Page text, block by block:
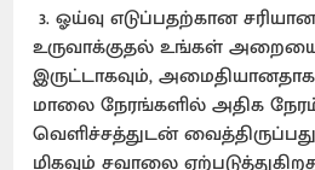
3. ஓய்வு எடுப்பதற்கான
உருவாக்குதல் உங்கள் அறையை
இருட்டாகவும்,
மாலை நேரங்களில் அதிக
வெளிச்சத்துடன்
மிகவும் சவாலை